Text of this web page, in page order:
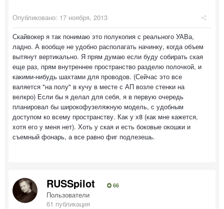
Опубликовано: 17 ноября, 2013
Скайвокер я так понимаю это полукопия с реального УАВа,
ладно. А вообще не удобно располагать начинку, когда объем
вытянут вертикально. Я прям думаю если буду собирать ская
еще раз, прям внутреннее пространство разделю полочкой, и
какими-нибудь шахтами для проводов. (Сейчас это все
валяется "на полу" в кучу в месте с АП возле стенки на
велкро) Если бы я делал для себя, я в первую очередь
планировал бы широкофузеляжную модель, с удобным
доступом ко всему пространству. Как у х8 (как мне кажется,
хотя его у меня нет). Хоть у ская и есть боковые окошки и
съемный фонарь, а все равно фиг подлезешь.
RUSSpilot 66
Пользователи
61 публикация